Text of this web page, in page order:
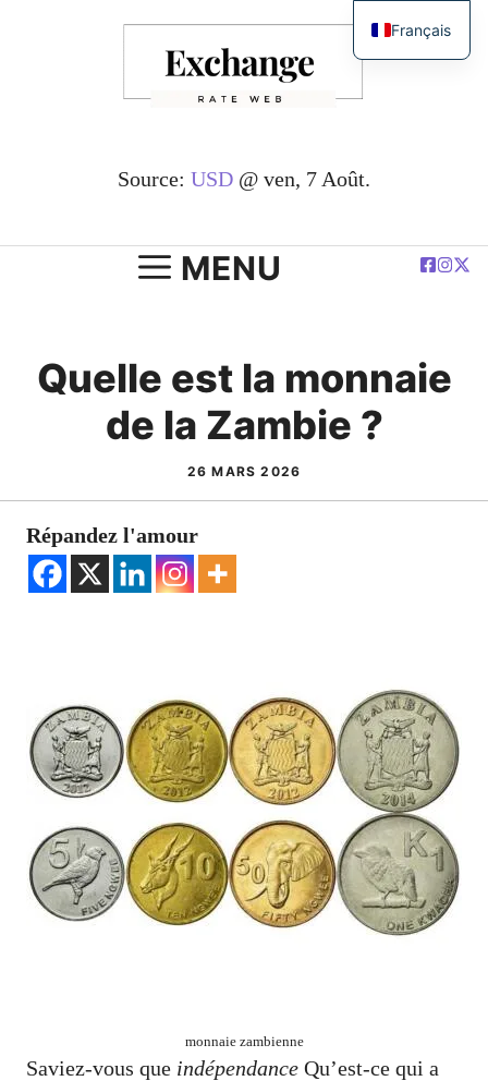
Source: USD @ ven, 7 Août.
MENU
Quelle est la monnaie
de la Zambie ?
26 MARS 2026
Répandez l'amour
monnaie zambienne
Saviez-vous que indépendance Qu’est-ce qui a
Français
English
Polski